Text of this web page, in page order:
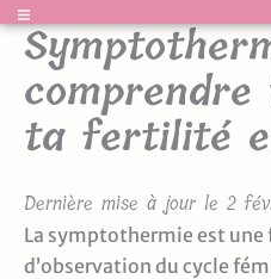
Hamburger Toggle Menu
ta fertilité
Dernière mise à jour le 2
La symptothermie est
d’observation du cycle